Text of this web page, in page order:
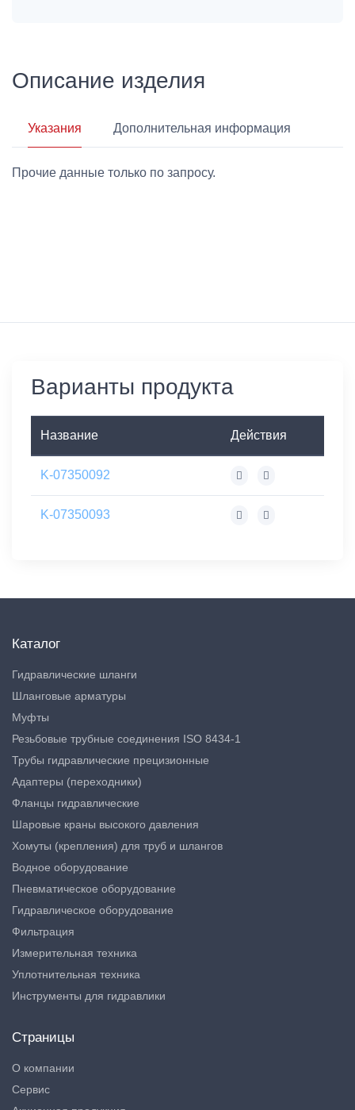
Описание изделия
Указания Дополнительная информация
Прочие данные только по запросу.
Варианты продукта
Название Действия
K-07350092
K-07350093
Каталог
Гидравлические шланги
Шланговые арматуры
Муфты
Резьбовые трубные соединения ISO 8434-1
Трубы гидравлические прецизионные
Адаптеры (переходники)
Фланцы гидравлические
Шаровые краны высокого давления
Хомуты (крепления) для труб и шлангов
Водное оборудование
Пневматическое оборудование
Гидравлическое оборудование
Фильтрация
Измерительная техника
Уплотнительная техника
Инструменты для гидравлики
Страницы
О компании
Сервис